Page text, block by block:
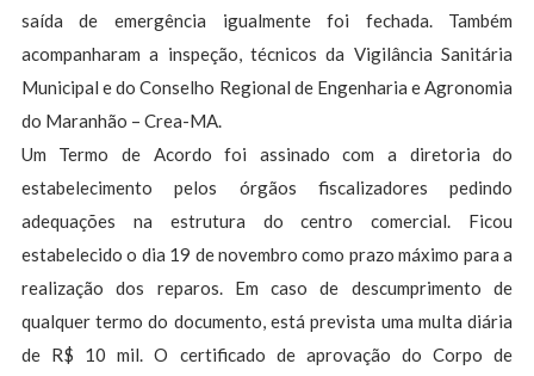
saída de emergência igualmente foi fechada. Também
acompanharam a inspeção, técnicos da Vigilância Sanitária
Municipal e do Conselho Regional de Engenharia e Agronomia
do Maranhão – Crea-MA.
Um Termo de Acordo foi assinado com a diretoria do
estabelecimento pelos órgãos fiscalizadores pedindo
adequações na estrutura do centro comercial. Ficou
estabelecido o dia 19 de novembro como prazo máximo para a
realização dos reparos. Em caso de descumprimento de
qualquer termo do documento, está prevista uma multa diária
de R$ 10 mil. O certificado de aprovação do Corpo de